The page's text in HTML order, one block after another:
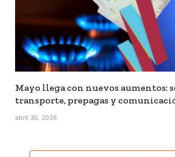
Mayo llega con nuevos aumentos:
transporte, prepagas y
abril 30, 2026